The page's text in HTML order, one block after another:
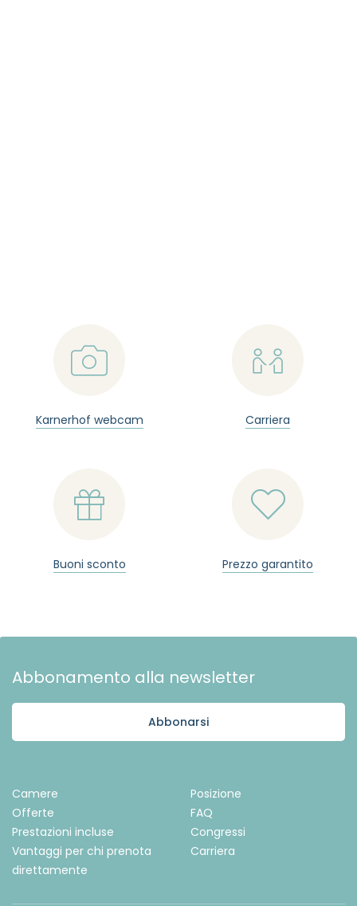
📷
Karnerhof webcam

Carriera

Buoni sconto

Prezzo garantito
Abbonamento alla newsletter
Abbonarsi
Camere
Posizione
Offerte
FAQ
Prestazioni incluse
Congressi
Vantaggi per chi prenota
direttamente
Carriera